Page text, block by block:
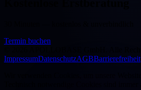
Termin buchen
ImpressumDatenschutzAGBBarrierefreiheit